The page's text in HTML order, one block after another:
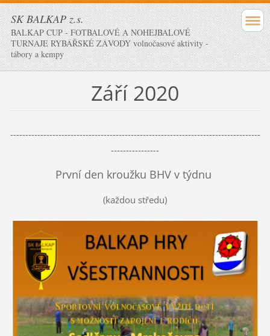
SK BALKAP z.s.
BALKAP CUP - FOTBALOVÉ A NOHEJBALOVÉ
TURNAJE RYBÁŘSKÉ ZÁVODY volnočasové aktivity -
tábory a kempy
Září 2020
-----------------------------------------------------------------------------------
----------------
První den kroužku BHV v týdnu
(každou středu)